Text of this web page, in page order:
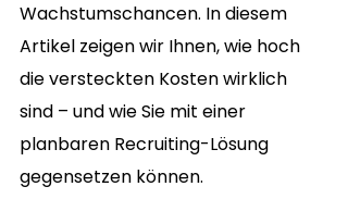
Wachstumschancen. In diesem
Artikel zeigen wir Ihnen, wie hoch
die versteckten Kosten wirklich
sind – und wie Sie mit einer
planbaren Recruiting-Lösung
gegensetzen können.